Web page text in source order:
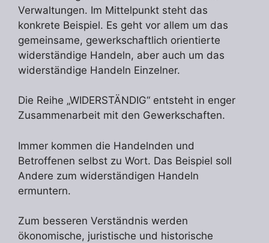
Verwaltungen. Im Mittelpunkt steht das
konkrete Beispiel. Es geht vor allem um das
gemeinsame, gewerkschaftlich orientierte
widerständige Handeln, aber auch um das
widerständige Handeln Einzelner.
Die Reihe „WIDERSTÄNDIG“ entsteht in enger
Zusammenarbeit mit den Gewerkschaften.
Immer kommen die Handelnden und
Betroffenen selbst zu Wort. Das Beispiel soll
Andere zum widerständigen Handeln
ermuntern.
Zum besseren Verständnis werden
ökonomische, juristische und historische